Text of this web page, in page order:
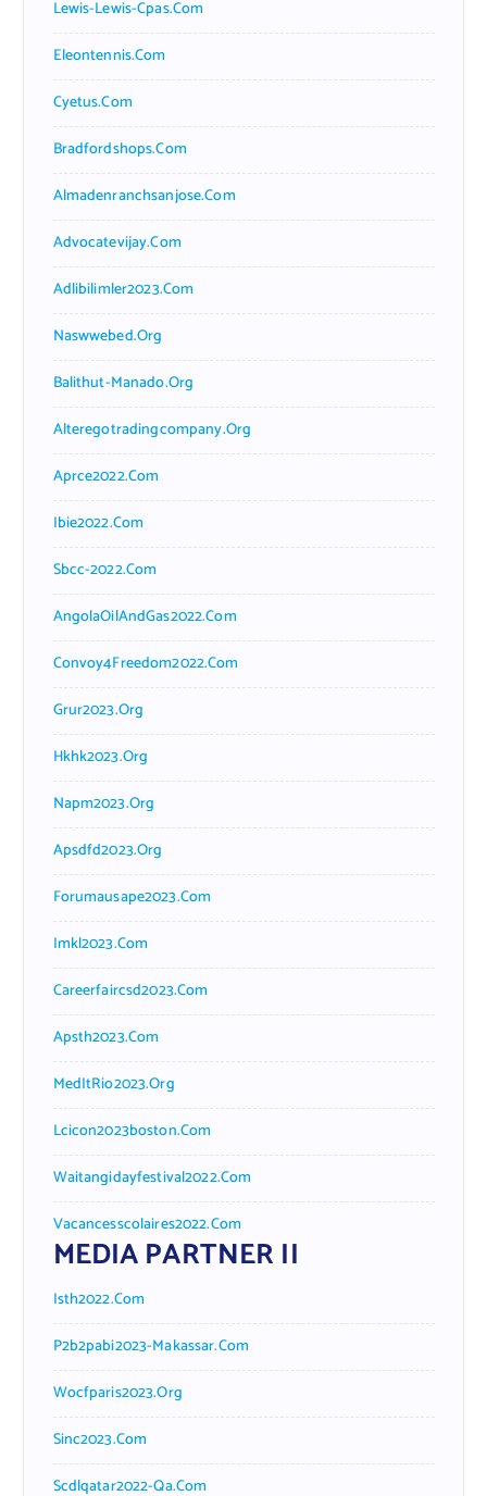
Lewis-Lewis-Cpas.com
Eleontennis.com
Cyetus.com
Bradfordshops.com
Almadenranchsanjose.com
Advocatevijay.com
Adlibilimler2023.com
Naswwebed.org
Balithut-Manado.org
Alteregotradingcompany.org
Aprce2022.com
Ibie2022.com
Sbcc-2022.com
AngolaOilAndGas2022.com
Convoy4Freedom2022.com
Grur2023.org
Hkhk2023.org
Napm2023.org
Apsdfd2023.org
Forumausape2023.com
Imkl2023.com
Careerfaircsd2023.com
Apsth2023.com
MedItRio2023.org
Lcicon2023boston.com
Waitangidayfestival2022.com
Vacancesscolaires2022.com
MEDIA PARTNER II
Isth2022.com
P2b2pabi2023-Makassar.com
Wocfparis2023.org
Sinc2023.com
Scdlqatar2022-Qa.com